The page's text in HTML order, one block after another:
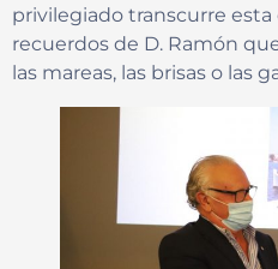
privilegiado transcurre esta
recuerdos de D. Ramón
las mareas, las brisas o las